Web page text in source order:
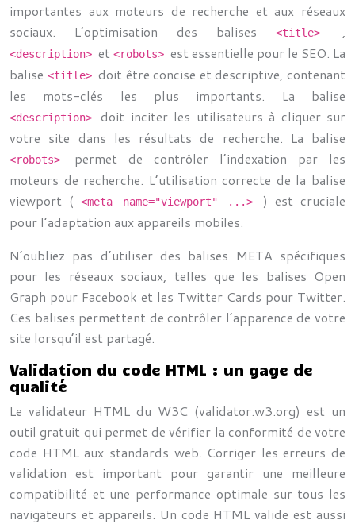
importantes aux moteurs de recherche et aux réseaux
sociaux. L’optimisation des balises
<title> ,
<description> et <robots> est essentielle pour le SEO. La
balise <title> doit être concise et descriptive, contenant
les mots-clés les plus importants. La balise
<description> doit inciter les utilisateurs à cliquer sur
votre site dans les résultats de recherche. La balise
<robots> permet de contrôler l’indexation par les
moteurs de recherche. L’utilisation correcte de la balise
viewport (
<meta name="viewport" ...> ) est cruciale
pour l’adaptation aux appareils mobiles.
N’oubliez pas d’utiliser des balises META spécifiques
pour les réseaux sociaux, telles que les balises Open
Graph pour Facebook et les Twitter Cards pour Twitter.
Ces balises permettent de contrôler l’apparence de votre
site lorsqu’il est partagé.
Validation du code HTML : un gage de
qualité
Le validateur HTML du W3C (validator.w3.org) est un
outil gratuit qui permet de vérifier la conformité de votre
code HTML aux standards web. Corriger les erreurs de
validation est important pour garantir une meilleure
compatibilité et une performance optimale sur tous les
navigateurs et appareils. Un code HTML valide est aussi